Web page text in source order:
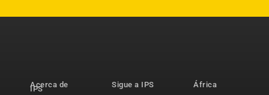
Acerca de
IPS
Sigue a IPS
África